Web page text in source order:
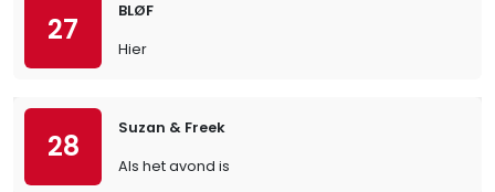
27
BLØF
Hier
28
Suzan & Freek
Als het avond is